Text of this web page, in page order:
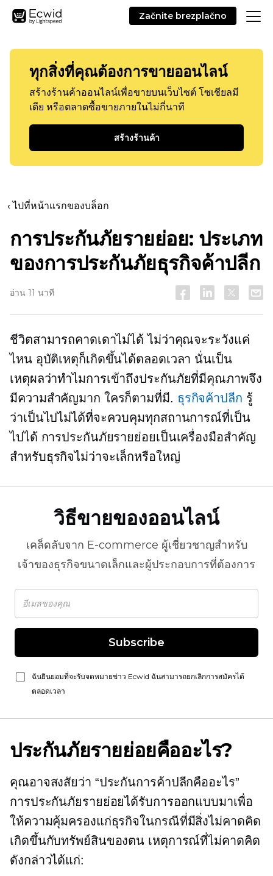
Začnite brezplačno
ทุกสิ่งที่คุณต้องการขายออนไลน์
สร้างร้านค้าออนไลน์เพื่อขายบนเว็บไซต์ โซเชียลมี
เดีย หรือตลาดซื้อขายภายในไม่กี่นาที
สร้างร้านค้า
‹ ไปที่หน้าแรกของบล็อก
การประกันภัยรายย่อย: ประเภท
ของการประกันภัยธุรกิจค้าปลีก
อ่าน 11 นาที
ชีวิตสามารถคาดเดาไม่ได้ ไม่ว่าคุณจะระวังแค่
ไหน อุบัติเหตุก็เกิดขึ้นได้ตลอดเวลา นั่นเป็น
เหตุผลว่าทำไมการเข้าถึงประกันภัยที่มีคุณภาพจึง
มีความสำคัญมาก ใครก็ตามที่มี. ธุรกิจค้าปลีก รู้
ว่าเป็นไปไม่ได้ที่จะควบคุมทุกสถานการณ์ที่เป็น
ไปได้ การประกันภัยรายย่อยเป็นเครื่องมือสำคัญ
สำหรับธุรกิจไม่ว่าจะเล็กหรือใหญ่
วิธีขายของออนไลน์
เคล็ดลับจาก E-commerce ผู้เชี่ยวชาญสำหรับ
เจ้าของธุรกิจขนาดเล็กและผู้ประกอบการที่ต้องการ
Subscribe
ฉันยินยอมที่จะรับจดหมายข่าว Ecwid ฉันสามารถยกเลิกการสมัครได้
ตลอดเวลา
ประกันภัยรายย่อยคืออะไร?
คุณอาจสงสัยว่า “ประกันการค้าปลีกคืออะไร”
การประกันภัยรายย่อยได้รับการออกแบบมาเพื่อ
ให้ความคุ้มครองแก่ธุรกิจในกรณีที่มีสิ่งไม่คาดคิด
เกิดขึ้นกับทรัพย์สินของตน เหตุการณ์ที่ไม่คาดคิด
ดังกล่าวได้แก่: